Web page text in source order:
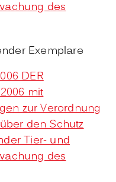
des
Exemplare
DER
mit
zur Verordnung
den Schutz
Tier- und
des